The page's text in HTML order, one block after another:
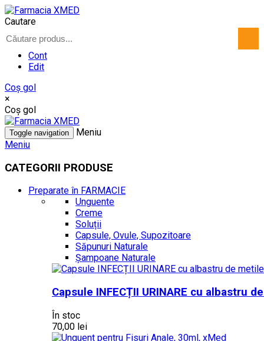
Cautare
Cont
Edit
Coş gol
×
Coş gol
Toggle navigation
Meniu
Meniu
CATEGORII PRODUSE
Preparate în FARMACIE
Unguente
Creme
Soluții
Capsule, Ovule, Supozitoare
Săpunuri Naturale
Șampoane Naturale
Capsule INFECȚII URINARE cu albastru
În stoc
70,00 lei